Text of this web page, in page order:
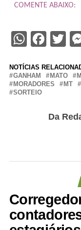
COMENTE ABAIXO:
NOTÍCIAS
GANHAM
MATO
MORADORES
MT
SORTEIO
Da